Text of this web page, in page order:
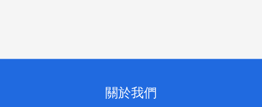
關於我們